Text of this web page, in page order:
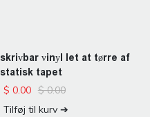
skrivbar vinyl let at tørre af
statisk tapet
$ 0.00 $0.00
Tilføj til kurv ➔